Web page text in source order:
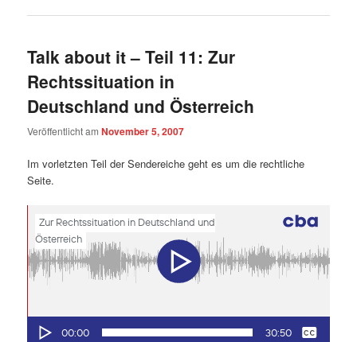
Talk about it – Teil 11: Zur
Rechtssituation in
Deutschland und Österreich
Veröffentlicht amNovember 5, 2007
Im vorletzten Teil der Sendereiche geht es um die rechtliche
Seite.